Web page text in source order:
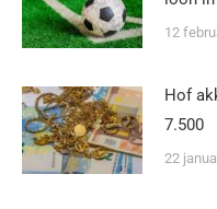
12
Hof
7.500
22